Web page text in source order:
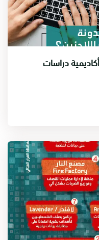
دراسات